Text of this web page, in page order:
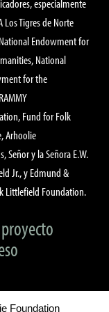
Los Tigres de Norte
Endowment for
National
for the
Fund for Folk
Arhoolie
Señor y la Señora E.W.
Jr., y Edmund &
Littlefield Foundation.
Foundation